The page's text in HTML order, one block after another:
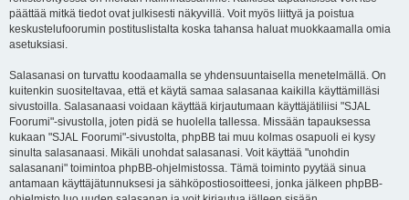
päättää mitkä tiedot ovat julkisesti näkyvillä. Voit myös liittyä ja poistua
keskustelufoorumin postituslistalta koska tahansa haluat muokkaamalla omia
asetuksiasi.
Salasanasi on turvattu koodaamalla se yhdensuuntaisella menetelmällä. On
kuitenkin suositeltavaa, että et käytä samaa salasanaa kaikilla käyttämilläsi
sivustoilla. Salasanaasi voidaan käyttää kirjautumaan käyttäjätiliisi "SJAL
Foorumi"-sivustolla, joten pidä se huolella tallessa. Missään tapauksessa
kukaan "SJAL Foorumi"-sivustolta, phpBB tai muu kolmas osapuoli ei kysy
sinulta salasanaasi. Mikäli unohdat salasanasi. Voit käyttää "unohdin
salasanani" toimintoa phpBB-ohjelmistossa. Tämä toiminto pyytää sinua
antamaan käyttäjätunnuksesi ja sähköpostiosoitteesi, jonka jälkeen phpBB-